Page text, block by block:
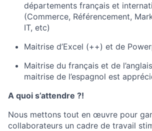
départements français et
(Commerce, Référencement,
IT, etc)
Maitrise d’Excel (++) et de
Maitrise du français et de
maitrise de l’espagnol est
A quoi s’attendre ?!
Nous mettons tout en œuvre pour
collaborateurs un cadre de travail